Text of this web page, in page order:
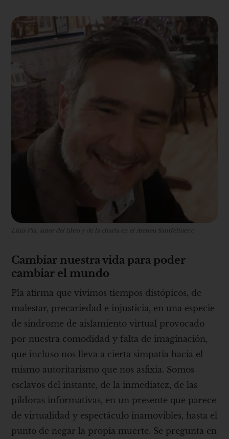
Lluís Pla, autor del libro y de la charla en el Ateneu Santfeliuenc
Cambiar nuestra vida para poder
cambiar el mundo
Pla afirma que vivimos tiempos distópicos, de
malestar, precariedad e injusticia, en una especie
de síndrome de aislamiento virtual provocado
por nuestra comodidad y falta de imaginación,
que incluso nos lleva a cierta simpatía hacia el
mismo autoritarismo que nos asfixia. Somos
esclavos del instante, de la inmediatez, de las
píldoras informativas, en un presente que parece
de virtualidad y espectáculo inamovibles, hasta el
punto de negar la propia muerte. Se pregunta en